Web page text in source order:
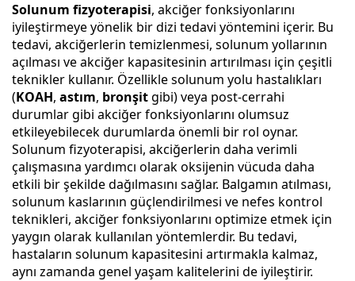
Solunum fizyoterapisi, akciğer fonksiyonlarını
iyileştirmeye yönelik bir dizi tedavi yöntemini içerir. Bu
tedavi, akciğerlerin temizlenmesi, solunum yollarının
açılması ve akciğer kapasitesinin artırılması için çeşitli
teknikler kullanır. Özellikle solunum yolu hastalıkları
(KOAH, astım, bronşitgibi) veya post-cerrahi
durumlar gibi akciğer fonksiyonlarını olumsuz
etkileyebilecek durumlarda önemli bir rol oynar.
Solunum fizyoterapisi, akciğerlerin daha verimli
çalışmasına yardımcı olarak oksijenin vücuda daha
etkili bir şekilde dağılmasını sağlar. Balgamın atılması,
solunum kaslarının güçlendirilmesi ve nefes kontrol
teknikleri, akciğer fonksiyonlarını optimize etmek için
yaygın olarak kullanılan yöntemlerdir. Bu tedavi,
hastaların solunum kapasitesini artırmakla kalmaz,
aynı zamanda genel yaşam kalitelerini de iyileştirir.